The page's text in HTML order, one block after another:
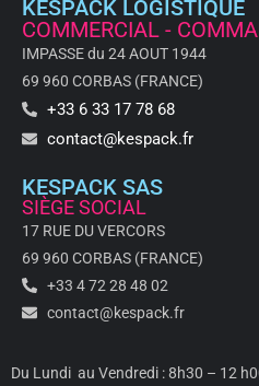
KESPACK LOGISTIQUE
COMMERCIAL -
IMPASSE du 24 AOUT 1944
69 960 CORBAS (FRANCE)
+33 6 33 17 78 68
contact@kespack.fr
KESPACK SAS
SIÈGE SOCIAL
17 RUE DU VERCORS
69 960 CORBAS (FRANCE)
+33 4 72 28 48 02
contact@kespack.fr
Du Lundi au Vendredi : 8h30 – 12